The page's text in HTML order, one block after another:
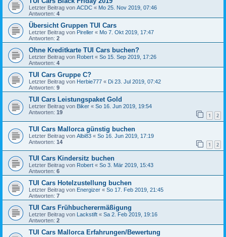
Letzter Beitrag von ACDC « Mo 25. Nov 2019, 07:46
Antworten: 4
Übersicht Gruppen TUI Cars
Letzter Beitrag von Pireller « Mo 7. Okt 2019, 17:47
Antworten: 2
Ohne Kreditkarte TUI Cars buchen?
Letzter Beitrag von Robert « So 15. Sep 2019, 17:26
Antworten: 4
TUI Cars Gruppe C?
Letzter Beitrag von Herbie777 « Di 23. Jul 2019, 07:42
Antworten: 9
TUI Cars Leistungspaket Gold
Letzter Beitrag von Biker « So 16. Jun 2019, 19:54
Antworten: 19 1 2
TUI Cars Mallorca günstig buchen
Letzter Beitrag von Albi83 « So 16. Jun 2019, 17:19
Antworten: 14 1 2
TUI Cars Kindersitz buchen
Letzter Beitrag von Robert « So 3. Mär 2019, 15:43
Antworten: 6
TUI Cars Hotelzustellung buchen
Letzter Beitrag von Energizer « So 17. Feb 2019, 21:45
Antworten: 7
TUI Cars Frühbucherermäßigung
Letzter Beitrag von Lackstift « Sa 2. Feb 2019, 19:16
Antworten: 2
TUI Cars Mallorca Erfahrungen/Bewertung